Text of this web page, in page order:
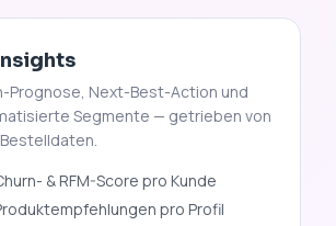
Prognose, Next-Best-Action und
Segmente — getrieben von
& RFM-Score pro Kunde
pro Profil